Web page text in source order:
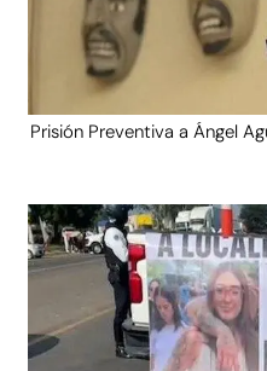
Prisión Preventiva a Ángel